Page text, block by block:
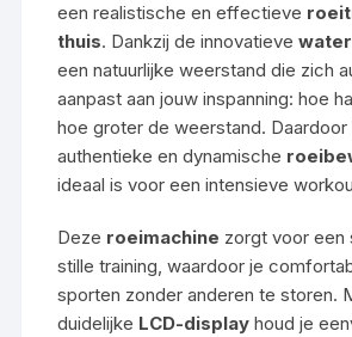
een realistische en effectieve
thuis. Dankzij de innovatieve
een natuurlijke weerstand die zich
aanpast aan jouw inspanning: hoe
hoe groter de weerstand. Daardoor
authentieke en dynamische
ideaal is voor een intensieve
Deze roeimachine zorgt voor een
stille training, waardoor je
sporten zonder anderen te storen.
duidelijke LCD-display houd je